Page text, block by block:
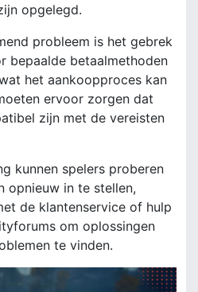
opgelegd.
probleem is het gebrek
bepaalde betaalmethoden
het aankoopproces kan
ervoor zorgen dat
zijn met de vereisten
kunnen spelers proberen
opnieuw in te stellen,
de klantenservice of hulp
om oplossingen
te vinden.